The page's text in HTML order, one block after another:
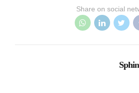
Share on social